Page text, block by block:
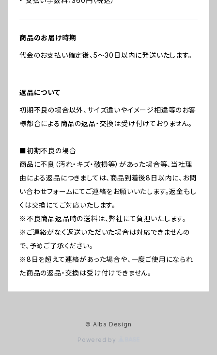
商品のお届け時期
代金のお支払い確定後、5～30日以内に発送いたします。
返品について
初期不良の場合以外、サイズ違いやイメージ相違等のお客
様都合による商品の返品・交換は受け付けておりません。
■初期不良の場合
商品に不良（汚れ・キズ・破損等）があった場合等、当社理
由による返品につきましては、商品到着後8日以内に、お問
い合わせフォームにてご連絡をお願いいたします。返金もし
くは交換にてご対応いたします。
※不良商品返品時の送料は、弊社にて負担いたします。
※ご連絡がなく返送いただいた場合は対応できませんの
で、予めご了承ください。
※8日を超えて連絡があった場合や、一度ご使用になられ
た商品の返品・交換は受け付けできません。
© Alba Design
Powered by